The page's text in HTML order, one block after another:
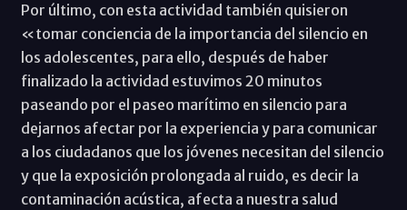
Por último, con esta actividad también quisieron
«tomar conciencia de la importancia del silencio en
los adolescentes, para ello, después de haber
finalizado la actividad estuvimos 20 minutos
paseando por el paseo marítimo en silencio para
dejarnos afectar por la experiencia y para comunicar
a los ciudadanos que los jóvenes necesitan del silencio
y que la exposición prolongada al ruido, es decir la
contaminación acústica, afecta a nuestra salud